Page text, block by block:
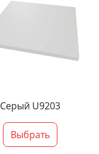
Серый U9203
Выбрать